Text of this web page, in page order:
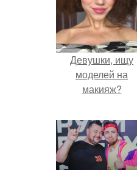
Девушки, ищу
моделей на
макияж?